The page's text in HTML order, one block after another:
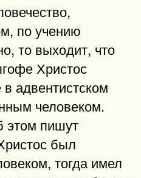
по учению
то выходит, что
Христос
адвентистском
человеком.
этом пишут
был
тогда имел